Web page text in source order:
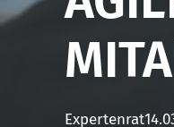
Expertenrat